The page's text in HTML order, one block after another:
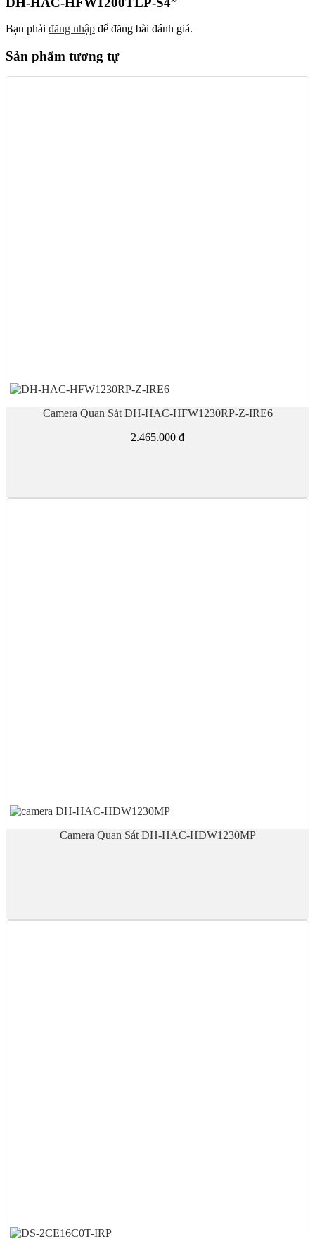
Bạn phải đăng nhập để đăng bài đánh giá.
Sản phẩm tương tự
Camera Quan Sát DH-HAC-HFW1230RP-Z-IRE6
2.465.000 ₫
Camera Quan Sát DH-HAC-HDW1230MP